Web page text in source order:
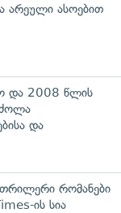
არეული ასოებით
და 2008 წლის
და
თრილერი რომანები
ის სია